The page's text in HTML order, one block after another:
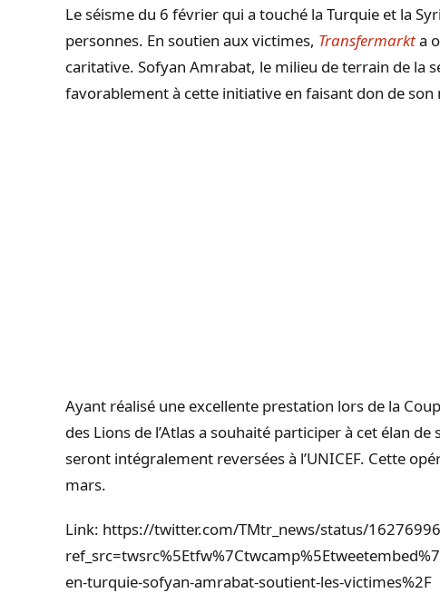
Le séisme du 6 février qui a touché la Turquie et la
personnes. En soutien aux victimes, Transfermarkta
caritative. Sofyan Amrabat, le milieu de terrain de la
favorablement à cette initiative en faisant don de son
Ayant réalisé une excellente prestation lors de la
des Lions de l’Atlas a souhaité participer à cet élan
seront intégralement reversées à l’UNICEF. Cette
mars.
Link: https://twitter.com/TMtr_news/status/
en-turquie-sofyan-amrabat-soutient-les-victimes%2F